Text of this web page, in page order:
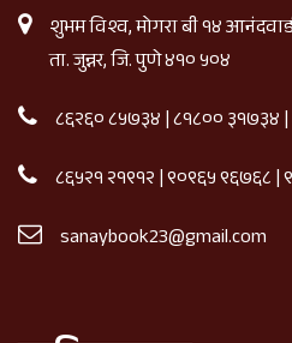
शुभम विश्व, मोगरा बी १४
ता. जुन्नर, जि. पुणे ४१० ५०४
८६२६० ८५७३४|८१८०० ३१७३४|
८६५२१ २१९१२|९०९६५ ९६७६८|
sanaybook23@gmail.com